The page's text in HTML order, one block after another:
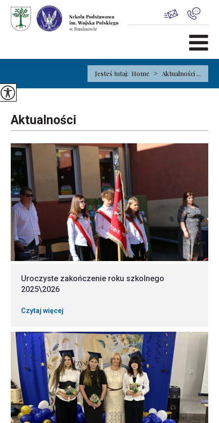
Jesteś tutaj: Home > Aktualności ...
Aktualności
Uroczyste zakończenie roku szkolnego
2025\2026
Czytaj więcej